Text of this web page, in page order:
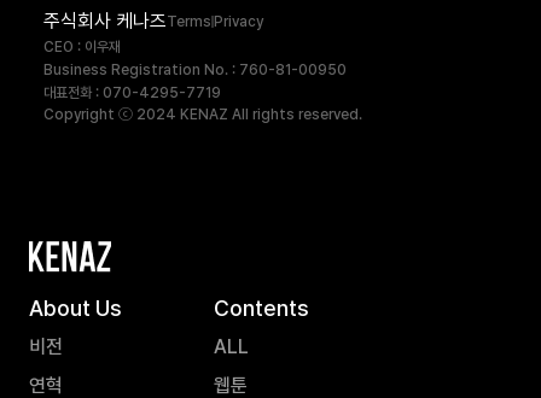
주식회사 케나즈Terms Privacy
CEO : 이우재
Business Registration No. : 760-81-00950
대표전화 : 070-4295-7719
Copyright ⓒ 2024 KENAZ All rights reserved.
About Us
비전
연혁
Contents
ALL
웹툰